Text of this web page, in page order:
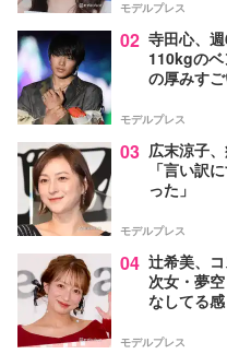
モデルプレス
02 寺田心、
110kgのベ
の厚みす
モデルプレス
03 広末涼子
「言い訳
った」
モデルプレス
04 辻希美、
次女・夢
なしてる
モデルプレス